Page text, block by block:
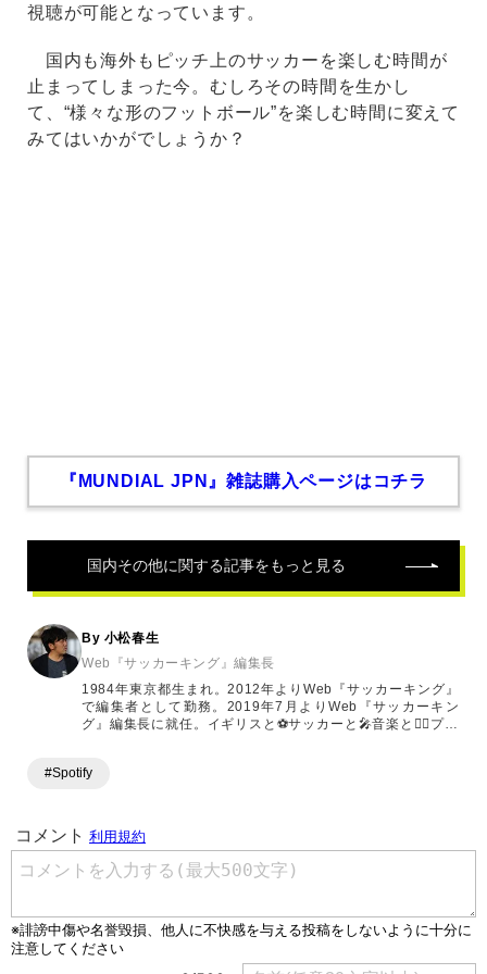
視聴が可能となっています。
国内も海外もピッチ上のサッカーを楽しむ時間が
止まってしまった今。むしろその時間を生かし
て、“様々な形のフットボール”を楽しむ時間に変えて
みてはいかがでしょうか？
『MUNDIAL JPN』雑誌購入ページはコチラ
国内その他に関する記事をもっと見る
By 小松春生
Web『サッカーキング』編集長
1984年東京都生まれ。2012年よりWeb『サッカーキング』
で編集者として勤務。2019年7月よりWeb『サッカーキン
グ』編集長に就任。イギリスと⚽️サッカーと🎤音楽と🤼‍♂️プロ
#Spotify